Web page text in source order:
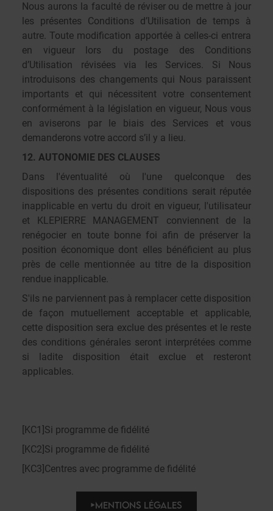
Nous aurons la faculté de réviser ou de mettre à jour
les présentes Conditions d’Utilisation de temps à
autre. Toute modification apportée à celles-ci entrera
en vigueur lors du postage des Conditions
d’Utilisation révisées via les Services. Si Nous
introduisons des changements qui Nous paraissent
importants et qui nécessitent votre consentement
conformément à la législation en vigueur, Nous vous
en aviserons par le biais des Services et vous
demanderons votre accord s’il y a lieu.
12. AUTONOMIE DES CLAUSES
Dans l'éventualité où l'une quelconque des
dispositions des présentes conditions serait réputée
inapplicable en vertu du droit en vigueur, l'utilisateur
et KLEPIERRE MANAGEMENT conviennent de la
renégocier en toute bonne foi afin de préserver la
position économique dont elles bénéficient au plus
près de celle mentionnée au titre de la disposition
rendue inapplicable.
S'ils ne parviennent pas à remplacer cette disposition
de façon mutuellement acceptable et applicable,
cette disposition sera exclue des présentes et le reste
des conditions générales seront interprétées comme
si ladite disposition était exclue et resteront
applicables.
[KC1] Si programme de fidélité
[KC2] Si programme de fidélité
[KC3] Centres avec programme de fidélité
MENTIONS LÉGALES